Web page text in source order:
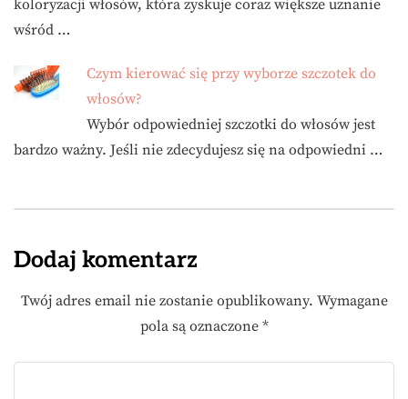
koloryzacji włosów, która zyskuje coraz większe uznanie
wśród …
Czym kierować się przy wyborze szczotek do
włosów?
Wybór odpowiedniej szczotki do włosów jest
bardzo ważny. Jeśli nie zdecydujesz się na odpowiedni …
Dodaj komentarz
Twój adres email nie zostanie opublikowany. Wymagane
pola są oznaczone *